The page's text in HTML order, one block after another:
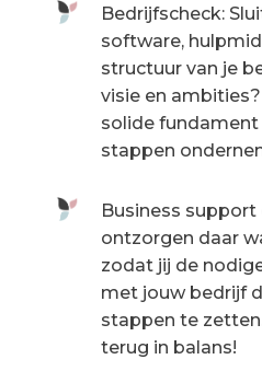
Bedrijfscheck:
software,
structuur van je
visie en
solide
stappen
Business
ontzorgen daar
zodat jij de
met jouw bedrijf
stappen te
terug in balans!